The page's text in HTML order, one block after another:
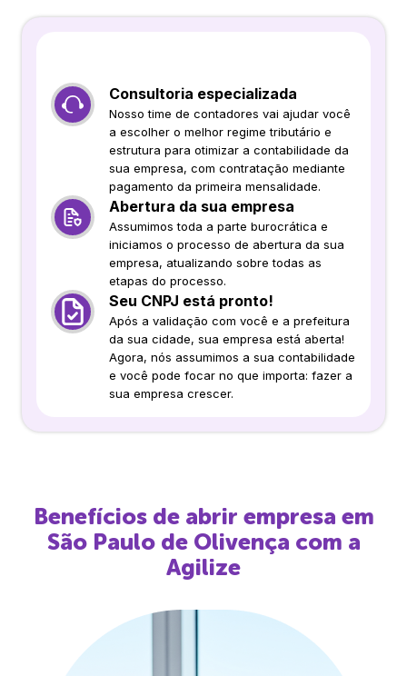
Consultoria especializada
Nosso time de contadores vai ajudar você
a escolher o melhor regime tributário e
estrutura para otimizar a contabilidade da
sua empresa, com contratação mediante
pagamento da primeira mensalidade.
Abertura da sua empresa
Assumimos toda a parte burocrática e
iniciamos o processo de abertura da sua
empresa, atualizando sobre todas as
etapas do processo.
Seu CNPJ está pronto!
Após a validação com você e a prefeitura
da sua cidade, sua empresa está aberta!
Agora, nós assumimos a sua contabilidade
e você pode focar no que importa: fazer a
sua empresa crescer.
Benefícios de abrir empresa em
São Paulo de Olivença com a
Agilize